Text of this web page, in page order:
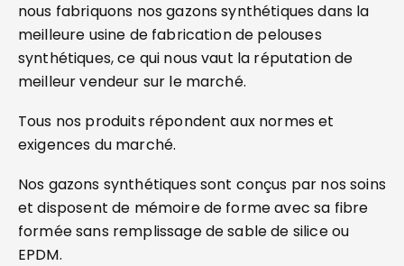
nous fabriquons nos gazons synthétiques dans la
meilleure usine de fabrication de pelouses
synthétiques, ce qui nous vaut la réputation de
meilleur vendeur sur le marché.
Tous nos produits répondent aux normes et
exigences du marché.
Nos gazons synthétiques sont conçus par nos soins
et disposent de mémoire de forme avec sa fibre
formée sans remplissage de sable de silice ou
EPDM.